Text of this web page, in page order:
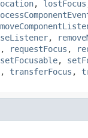
, lostFocus
,
, requestFocus ,
setFocusable,
, transferFocus ,